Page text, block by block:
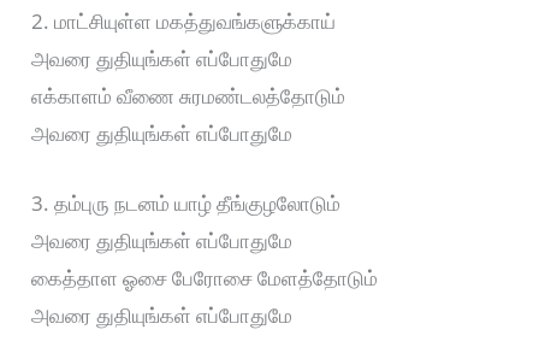
2. மாட்சியுள்ள மகத்துவங்களுக்காய்
அவரை துதியுங்கள் எப்போதுமே
எக்காளம் வீணை சுரமண்டலத்தோடும்
அவரை துதியுங்கள் எப்போதுமே
3. தம்புரு நடனம் யாழ் தீங்குழலோடும்
அவரை துதியுங்கள் எப்போதுமே
கைத்தாள ஓசை பேரோசை மேளத்தோடும்
அவரை துதியுங்கள் எப்போதுமே